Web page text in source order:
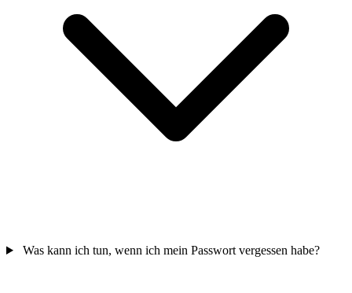
Was kann ich tun, wenn ich mein Passwort vergessen habe?